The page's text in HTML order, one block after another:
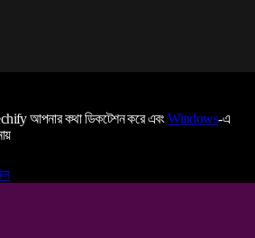
আপনার কথা ডিকটেশন করে এবংWindows-এ